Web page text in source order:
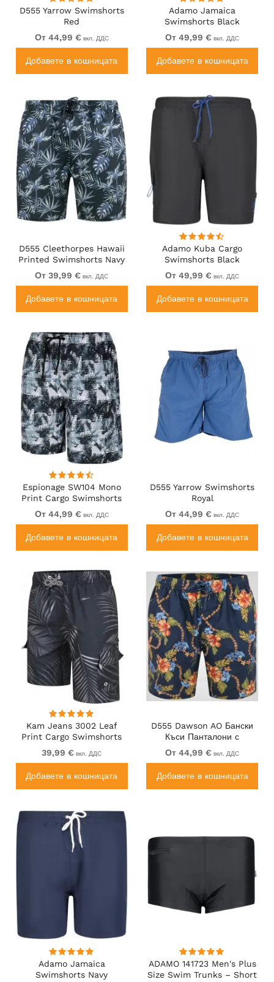
D555 Yarrow Swimshorts
Red
От 44,99 € вкл. ДДС
Добавете в кошницата
Adamo Jamaica
Swimshorts Black
От 49,99 € вкл. ДДС
Добавете в кошницата
D555 Cleethorpes Hawaii
Printed Swimshorts Navy
От 39,99 € вкл. ДДС
Добавете в кошницата
Adamo Kuba Cargo
Swimshorts Black
От 49,99 € вкл. ДДС
Добавете в кошницата
Espionage SW104 Mono
Print Cargo Swimshorts
Black
От 44,99 € вкл. ДДС
Добавете в кошницата
D555 Yarrow Swimshorts
Royal
От 44,99 € вкл. ДДС
Добавете в кошницата
Kam Jeans 3002 Leaf
Print Cargo Swimshorts
39,99 € вкл. ДДС
Добавете в кошницата
D555 Dawson AO Бански
Къси Панталони с
Хавайски Десен Тъмносин
От 44,99 € вкл. ДДС
Добавете в кошницата
Adamo Jamaica
Swimshorts Navy
ADAMO 141723 Men's Plus
Size Swim Trunks – Short